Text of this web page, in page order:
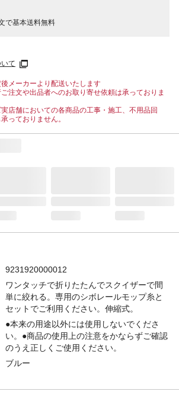
で基本送料無料
て
メーカーより配送いたします
注文や出品者へのお取り寄せ依頼は承っておりま
店舗においての各商品の工事・施工、不用品回
っておりません。
9231920000012
ワンタッチで折りたたんでスクイザーで間
単に絞れる。専用のシボレールモップ糸と
セットでご利用ください。伸縮式。
●本来の用途以外には使用しないでくださ
い。●商品の使用上の注意をかならずご確認
のうえ正しくご使用ください。
ブルー